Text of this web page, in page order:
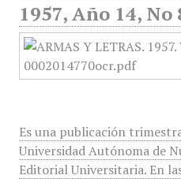
1957, Año 14, No
Es una publicación
Universidad Autónoma de
Editorial Universitaria. En